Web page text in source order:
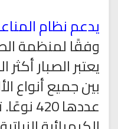
يدعم نظام
يعتبر الصبار أكثر
بين جميع أنواع
عددها